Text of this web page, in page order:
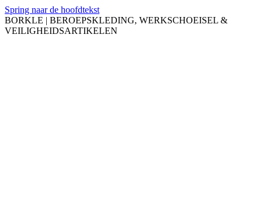
Spring naar de hoofdtekst
BORKLE | BEROEPSKLEDING, WERKSCHOEISEL &
VEILIGHEIDSARTIKELEN